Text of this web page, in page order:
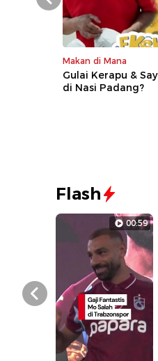
Makan di Mana
Gulai Kerapu &
di Nasi Padang?
Prev
Flash
00:59
Prev